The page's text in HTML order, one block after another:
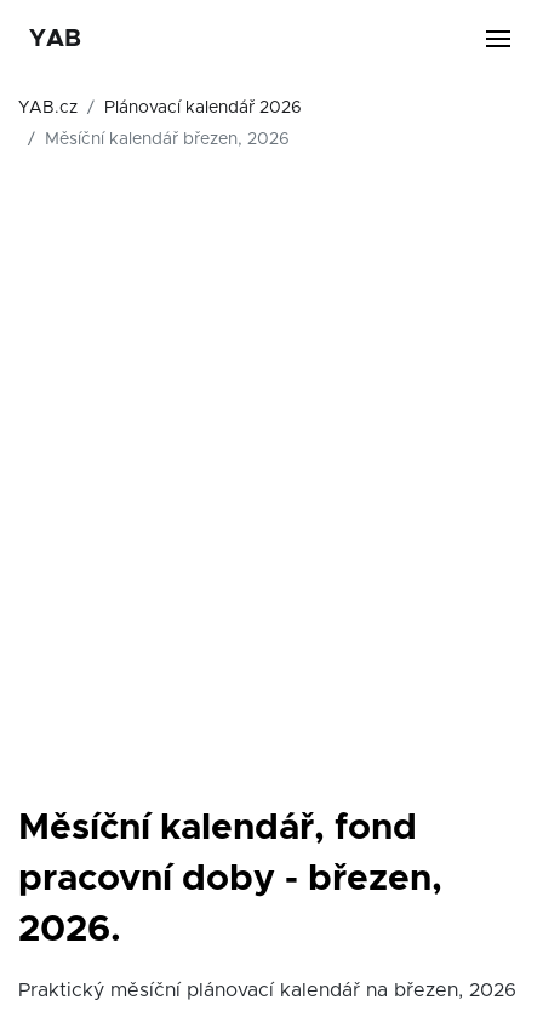
YAB
YAB.cz
Plánovací kalendář 2026
Měsíční kalendář březen, 2026
Měsíční kalendář, fond
pracovní doby - březen,
2026.
Praktický měsíční plánovací kalendář na březen, 2026